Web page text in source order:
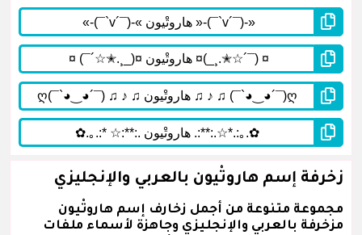
زخرفة إسم هاروتْيون بالعربي والإنجليزي
مجموعة متنوعة من أجمل زخارف إسم هاروتْيون
مزخرفة بالعربي والإنجليزي وجاهزة لأسماء ملفات